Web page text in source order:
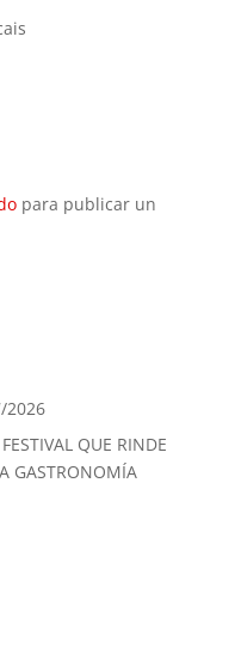
para publicar un
2026
QUE RINDE
GASTRONOMÍA